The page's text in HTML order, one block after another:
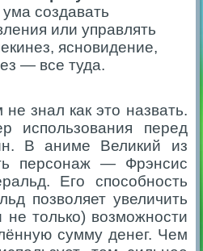
создавать
или управлять
ясновидение,
— все туда.
знал как это назвать.
использования перед
В аниме Великий из
персонаж — Фрэнсис
Его способность
позволяет увеличить
только) возможности
сумму денег. Чем